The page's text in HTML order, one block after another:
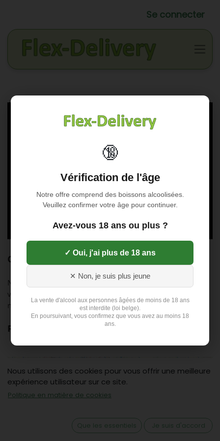
Se connecter
Comment fonctionne-t-il ?
Nos produits de base sont des boissons en bouteilles de
verre, que vous pouvez compléter avec des œufs si
nécessaire.
Région de livraison
Nous utilisons des cookies pour vous offrir une meilleure
expérience utilisateur sur ce site.
Politique en matière de cookies
Que les essentiels Je suis d'accord
🔞
Vérification de l'âge
Notre offre comprend des boissons alcoolisées.
Veuillez confirmer votre âge pour continuer.
Avez-vous 18 ans ou plus ?
✓ Oui, j'ai plus de 18 ans
✕ Non, je suis plus jeune
La vente d'alcool aux personnes âgées de moins de 18 ans
est interdite (loi belge).
En poursuivant, vous confirmez que vous avez au moins 18
ans.